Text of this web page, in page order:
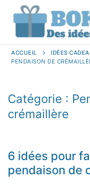
ACCUEIL IDÉES
PENDAISON DE
Catégorie :
crémaillère
6 idées pour
pendaison de